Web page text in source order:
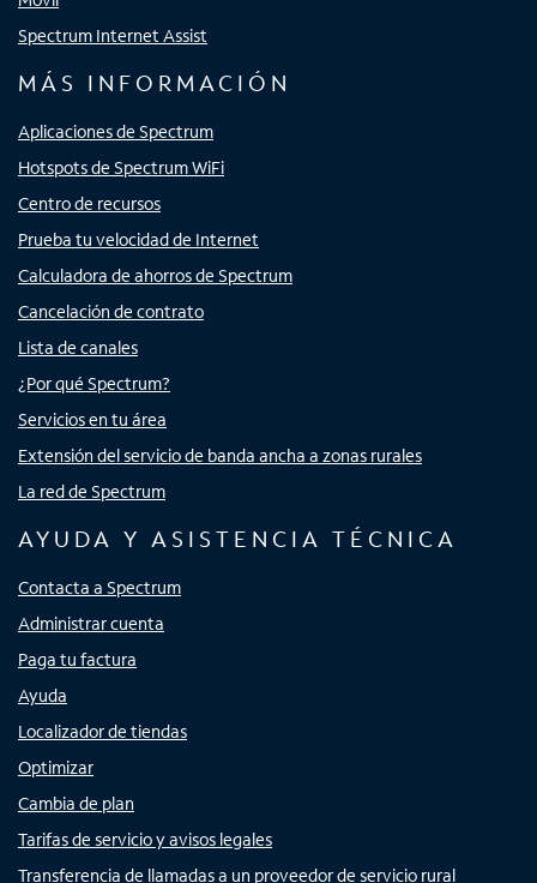
Spectrum Internet Assist
MÁS INFORMACIÓN
Aplicaciones de Spectrum
Hotspots de Spectrum WiFi
Centro de recursos
Prueba tu velocidad de Internet
Calculadora de ahorros de Spectrum
Cancelación de contrato
Lista de canales
¿Por qué Spectrum?
Servicios en tu área
Extensión del servicio de banda ancha a zonas rurales
La red de Spectrum
AYUDA Y ASISTENCIA TÉCNICA
Contacta a Spectrum
Administrar cuenta
Paga tu factura
Ayuda
Localizador de tiendas
Optimizar
Cambia de plan
Tarifas de servicio y avisos legales
Transferencia de llamadas a un proveedor de servicio rural